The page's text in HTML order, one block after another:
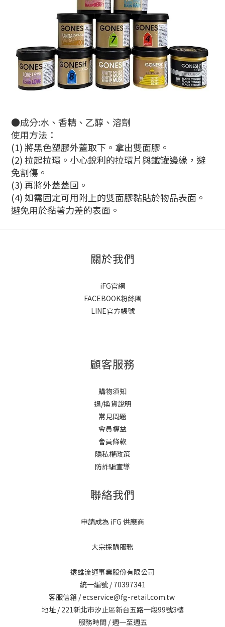
●成分:水、香精、乙醇、溶劑
使用方法：
(1) 將黑色塑膠外蓋取下。拿出雙面膠。
(2) 拉起拉環。小心銳利的拉環片與鐵罐邊緣，避
免割傷。
(3) 再將外蓋蓋回。
(4) 如需固定可用附上的雙面膠黏貼於物品表面。
避免用於黏著力差的表面。
關於我們
iFG官網
FACEBOOK粉絲團
LINE官方帳號
顧客服務
購物須知
退/換貨說明
常見問題
會員權益
會員條款
隱私權政策
防詐騙宣導
聯絡我們
申請成為 iFG 供應商
大宗採購服務
遠雄流通事業股份有限公司
統一編號 / 70397341
客服信箱 / ecservice@fg-retail.com.tw
地址 / 221新北市汐止區新台五路一段99號3樓
服務時間 / 週一至週五